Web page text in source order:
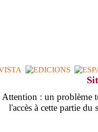
Attention : un problème
l'accès à cette partie